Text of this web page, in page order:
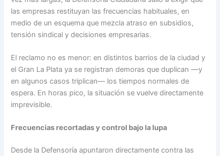
las empresas restituyan las frecuencias habituales, en
medio de un esquema que mezcla atraso en subsidios,
tensión sindical y decisiones empresarias.
El reclamo no es menor: en distintos barrios de la ciudad y
el Gran La Plata ya se registran demoras que duplican —y
en algunos casos triplican— los tiempos normales de
espera. En horas pico, la situación se vuelve directamente
imprevisible.
Frecuencias recortadas y control bajo la lupa
Desde la Defensoría apuntaron directamente contra las